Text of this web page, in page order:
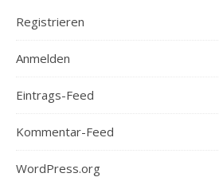
Registrieren
Anmelden
Eintrags-Feed
Kommentar-Feed
WordPress.org